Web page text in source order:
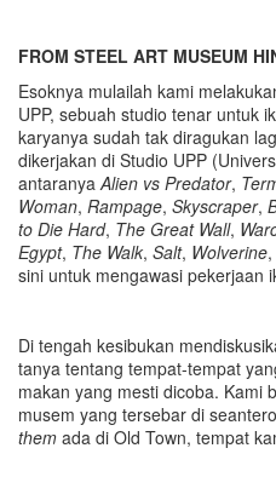
FROM STEEL ART MUSEUM
Esoknya mulailah kami
UPP, sebuah studio tenar untuk
karyanya sudah tak diragukan
dikerjakan di Studio UPP
antaranyaAlien vs Predator,
Woman, Rampage, Skyscraper,
to Die Hard, The Great Wall,
Egypt, The Walk, Salt, Wolverine
sini untuk mengawasi pekerjaan
Di tengah kesibukan
tanya tentang tempat-tempat
makan yang mesti dicoba. Kami
musem yang tersebar di
them ada di Old Town, tempat